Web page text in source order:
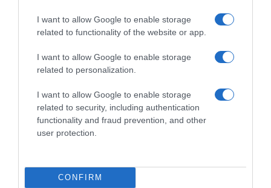
I want to allow Google to enable storage
related to functionality of the website or app.
I want to allow Google to enable storage
related to personalization.
I want to allow Google to enable storage
related to security, including authentication
functionality and fraud prevention, and other
user protection.
CONFIRM
ΦΟΡΟΔΙΑΦΥΓΗ